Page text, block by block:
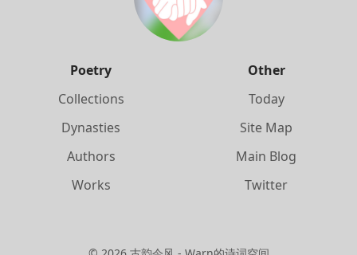
Poetry
Collections
Dynasties
Authors
Works
Other
Today
Site Map
Main Blog
Twitter